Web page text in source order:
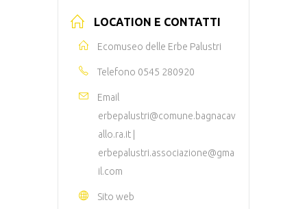
LOCATION E CONTATTI
Ecomuseo delle Erbe Palustri
Telefono 0545 280920
Email
erbepalustri@comune.bagnacav
allo.ra.it |
erbepalustri.associazione@gma
il.com
Sito web